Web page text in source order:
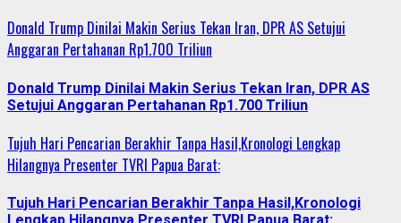
Donald Trump Dinilai Makin Serius Tekan Iran, DPR AS Setujui
Anggaran Pertahanan Rp1.700 Triliun
Donald Trump Dinilai Makin Serius Tekan Iran, DPR AS
Setujui Anggaran Pertahanan Rp1.700 Triliun
Tujuh Hari Pencarian Berakhir Tanpa Hasil,Kronologi Lengkap
Hilangnya Presenter TVRI Papua Barat:
Tujuh Hari Pencarian Berakhir Tanpa Hasil,Kronologi